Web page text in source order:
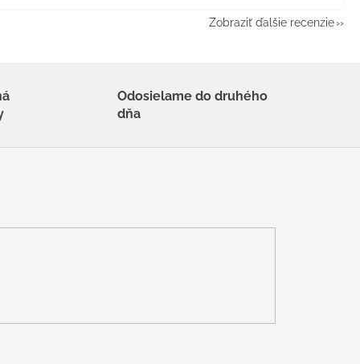
Zobraziť ďalšie recenzie
Odosielame do druhého
dňa